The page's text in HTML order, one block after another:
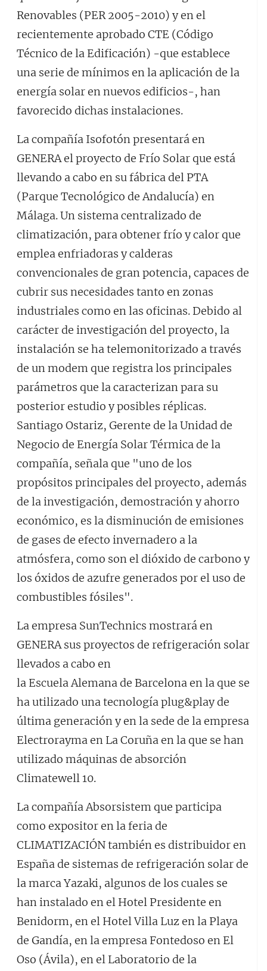
Renovables (PER 2005-2010) y en el
recientemente aprobado CTE (Código
Técnico de la Edificación) -que establece
una serie de mínimos en la aplicación de la
energía solar en nuevos edificios-, han
favorecido dichas instalaciones.
La compañía Isofotón presentará en
GENERA el proyecto de Frío Solar que está
llevando a cabo en su fábrica del PTA
(Parque Tecnológico de Andalucía) en
Málaga. Un sistema centralizado de
climatización, para obtener frío y calor que
emplea enfriadoras y calderas
convencionales de gran potencia, capaces de
cubrir sus necesidades tanto en zonas
industriales como en las oficinas. Debido al
carácter de investigación del proyecto, la
instalación se ha telemonitorizado a través
de un modem que registra los principales
parámetros que la caracterizan para su
posterior estudio y posibles réplicas.
Santiago Ostariz, Gerente de la Unidad de
Negocio de Energía Solar Térmica de la
compañía, señala que "uno de los
propósitos principales del proyecto, además
de la investigación, demostración y ahorro
económico, es la disminución de emisiones
de gases de efecto invernadero a la
atmósfera, como son el dióxido de carbono y
los óxidos de azufre generados por el uso de
combustibles fósiles".
La empresa SunTechnics mostrará en
GENERA sus proyectos de refrigeración solar
llevados a cabo en
la Escuela Alemana de Barcelona en la que se
ha utilizado una tecnología plug&play de
última generación y en la sede de la empresa
Electrorayma en La Coruña en la que se han
utilizado máquinas de absorción
Climatewell 10.
La compañía Absorsistem que participa
como expositor en la feria de
CLIMATIZACIÓN también es distribuidor en
España de sistemas de refrigeración solar de
la marca Yazaki, algunos de los cuales se
han instalado en el Hotel Presidente en
Benidorm, en el Hotel Villa Luz en la Playa
de Gandía, en la empresa Fontedoso en El
Oso (Ávila), en el Laboratorio de la